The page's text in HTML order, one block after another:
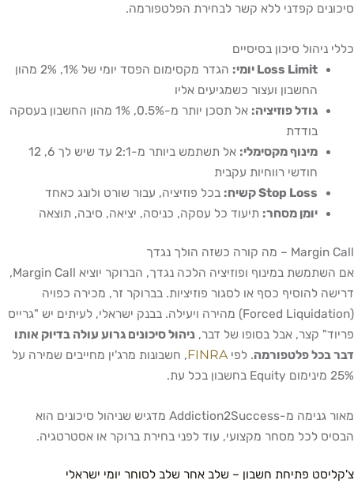
סיכונים קפדני ללא קשר לבחירת הפלטפורמה.
כללי ניהול סיכון בסיסיים
Loss Limit יומי:
הגדר מקסימום הפסד יומי של 1%, 2% מהון
החשבון ועצור כשמגיעים אליו
גודל פוזיציה:
אל תסכן יותר מ-0.5%, 1% מהון החשבון בעסקה
בודדת
מינוף מקסימלי:
אל תשתמש ביותר מ-2:1 עד שיש לך 6, 12
חודשי רווחיות עקבית
Stop Loss קשיח:
בכל פוזיציה, עבור שורט ולונג כאחד
יומן מסחר: תיעוד כל עסקה, כניסה, יציאה, סיבה, תוצאה
Margin Call – מה קורה כשזה הולך נגדך
אם השתמשת במינוף ופוזיציה הלכה נגדך, הברוקר יוציא Margin Call,
דרישה להוסיף כסף או לסגור פוזיציות. בברוקר זר, מכירה כפויה
(Forced Liquidation) מהירה ויעילה. בבנק ישראלי, לעיתים יש "גרייס
פריוד" קצר, אבל בסופו של דבר, ניהול סיכונים גרוע עולה בדיוק אותו
דבר בכל פלטפורמה. לפיFINRA, חשבונות מרג'ין מחייבים שמירה על
25% מינימום Equity בחשבון בכל עת.
מאור גנימה מ-Addiction2Success מדגיש שניהול סיכונים הוא
הבסיס לכל מסחר מקצועי, עוד לפני בחירת ברוקר או אסטרטגיה.
צ'קליסט פתיחת חשבון – שלב אחר שלב לסוחר יומי ישראלי